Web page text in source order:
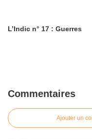
L’Indic n° 17 : Guerres
Commentaires
Ajouter un